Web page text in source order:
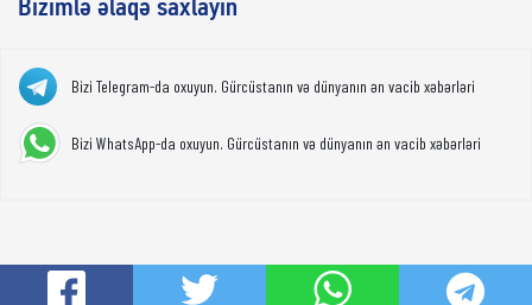
Bizimlə əlaqə saxlayın
Bizi Telegram-da oxuyun. Gürcüstanın və dünyanın ən vacib xəbərləri
Bizi WhatsApp-da oxuyun. Gürcüstanın və dünyanın ən vacib xəbərləri